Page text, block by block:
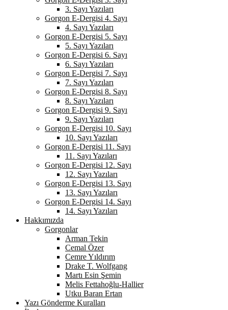
3. Sayı Yazıları
Gorgon E-Dergisi 4. Sayı
4. Sayı Yazıları
Gorgon E-Dergisi 5. Sayı
5. Sayı Yazıları
Gorgon E-Dergisi 6. Sayı
6. Sayı Yazıları
Gorgon E-Dergisi 7. Sayı
7. Sayı Yazıları
Gorgon E-Dergisi 8. Sayı
8. Sayı Yazıları
Gorgon E-Dergisi 9. Sayı
9. Sayı Yazıları
Gorgon E-Dergisi 10. Sayı
10. Sayı Yazıları
Gorgon E-Dergisi 11. Sayı
11. Sayı Yazıları
Gorgon E-Dergisi 12. Sayı
12. Sayı Yazıları
Gorgon E-Dergisi 13. Sayı
13. Sayı Yazıları
Gorgon E-Dergisi 14. Sayı
14. Sayı Yazıları
Hakkımızda
Gorgonlar
Arman Tekin
Cemal Özer
Cemre Yıldırım
Drake T. Wolfgang
Martı Esin Şemin
Melis Fettahoğlu-Hallier
Utku Baran Ertan
Yazı Gönderme Kuralları